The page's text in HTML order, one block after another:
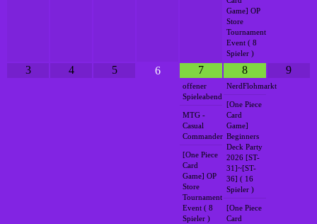
Game] OP
Store
Tournament
Event ( 8
Spieler )
3 4 5 6 7
offener
Spieleabend
MTG -
Casual
Commander
[One Piece
Card
Game] OP
Store
Tournament
Event ( 8
Spieler )
8
NerdFlohmarkt
[One Piece
Card
Game]
Beginners
Deck Party
2026 [ST-
31]~[ST-
36] ( 16
Spieler )
[One Piece
Card
9